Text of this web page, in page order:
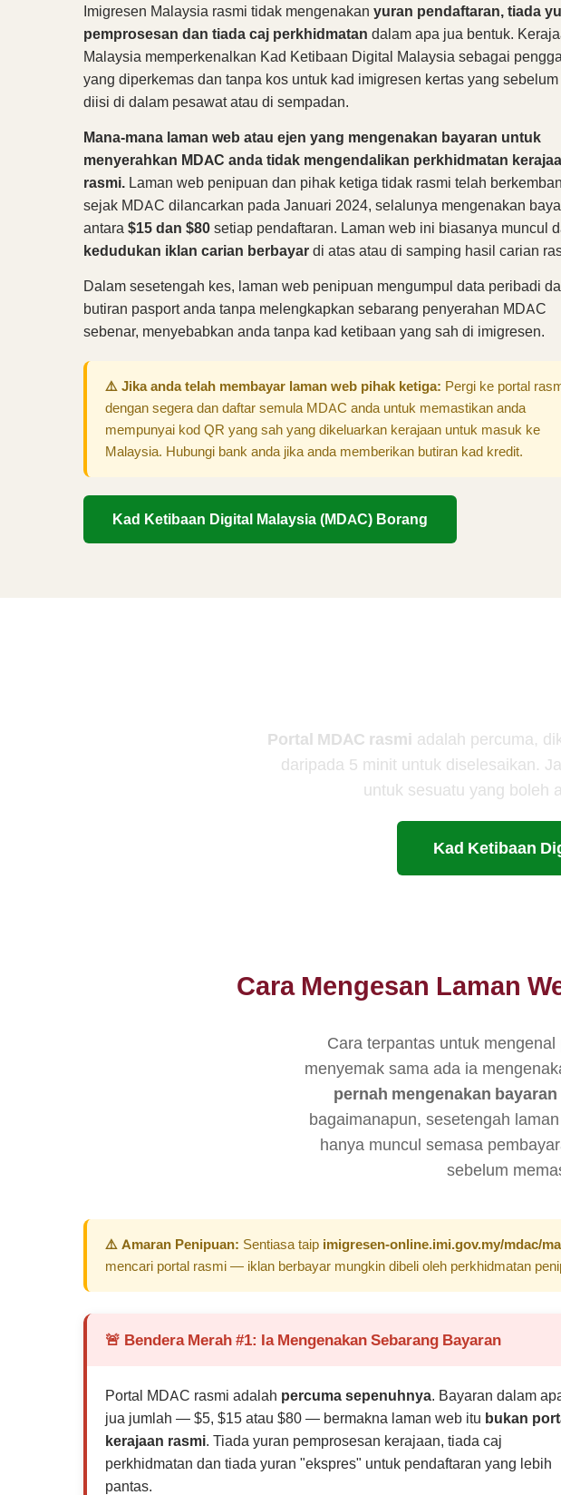
Imigresen Malaysia rasmi tidak mengenakan yuran pendaftaran, tiada
pemprosesan dan tiada caj perkhidmatan dalam apa jua bentuk.
Malaysia memperkenalkan Kad Ketibaan Digital Malaysia sebagai
yang diperkemas dan tanpa kos untuk kad imigresen kertas yang
diisi di dalam pesawat atau di sempadan.
Mana-mana laman web atau ejen yang mengenakan bayaran untuk
menyerahkan MDAC anda tidak mengendalikan perkhidmatan
rasmi. Laman web penipuan dan pihak ketiga tidak rasmi telah
sejak MDAC dilancarkan pada Januari 2024, selalunya mengenakan
antara$15 dan $80setiap pendaftaran. Laman web ini biasanya muncul
kedudukan iklan carian berbayardi atas atau di samping hasil carian
Dalam sesetengah kes, laman web penipuan mengumpul data peribadi
butiran pasport anda tanpa melengkapkan sebarang penyerahan MDAC
sebenar, menyebabkan anda tanpa kad ketibaan yang sah di imigresen.
⚠️ Jika anda telah membayar laman web pihak ketiga: Pergi ke portal
dengan segera dan daftar semula MDAC anda untuk memastikan anda
mempunyai kod QR yang sah yang dikeluarkan kerajaan untuk masuk ke
Malaysia. Hubungi bank anda jika anda memberikan butiran kad kredit.
Kad Ketibaan Digital Malaysia (MDAC) Borang
Portal MDAC rasmi adalah percuma,
daripada 5 minit untuk diselesaikan.
untuk sesuatu yang boleh
Kad Ketibaan
Cara Mengesan Laman
Cara terpantas untuk mengenal
menyemak sama ada ia
pernah mengenakan bayaran
bagaimanapun, sesetengah
hanya muncul semasa
sebelum
⚠️ Amaran Penipuan: Sentiasa taip imigresen-online.imi.gov.my/mdac/
mencari portal rasmi — iklan berbayar mungkin dibeli oleh perkhidmatan
🚨 Bendera Merah #1: Ia Mengenakan Sebarang Bayaran
Portal MDAC rasmi adalah percuma sepenuhnya. Bayaran dalam
jua jumlah — $5, $15 atau $80 — bermakna laman web itu bukan
kerajaan rasmi. Tiada yuran pemprosesan kerajaan, tiada caj
perkhidmatan dan tiada yuran "ekspres" untuk pendaftaran yang lebih
pantas.